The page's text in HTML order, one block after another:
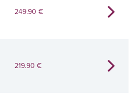
249.90 €
219.90 €